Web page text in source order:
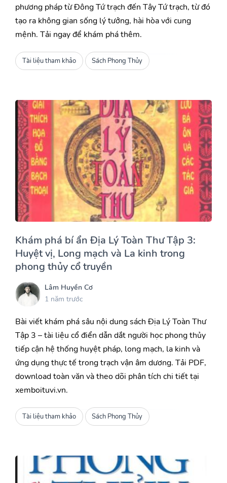
phương pháp từ Đông Tứ trạch đến Tây Tứ trạch, từ đó
tạo ra không gian sống lý tưởng, hài hòa với cung
mệnh. Tải ngay để khám phá thêm.
Tài liệu tham khảo Sách Phong Thủy
Khám phá bí ẩn Địa Lý Toàn Thư Tập 3:
Huyệt vị, Long mạch và La kinh trong
phong thủy cổ truyền
Lâm Huyền Cơ
1 năm trước
Bài viết khám phá sâu nội dung sách Địa Lý Toàn Thư
Tập 3 – tài liệu cổ điển dẫn dắt người học phong thủy
tiếp cận hệ thống huyệt pháp, long mạch, la kinh và
ứng dụng thực tế trong trạch vận âm dương. Tải PDF,
download toàn văn và theo dõi phân tích chi tiết tại
xemboituvi.vn.
Tài liệu tham khảo Sách Phong Thủy